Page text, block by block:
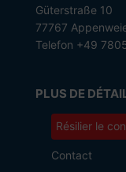
Güterstraße 10
77767
Telefon +49
PLUS DE
Résilier le
Contact